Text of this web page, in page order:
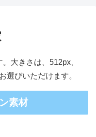
大きさは、512px、
選びいただけます。
素材